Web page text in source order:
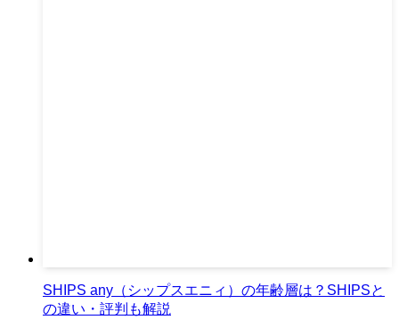
SHIPS any（シップスエニィ）の年齢層は？SHIPSと
の違い・評判も解説